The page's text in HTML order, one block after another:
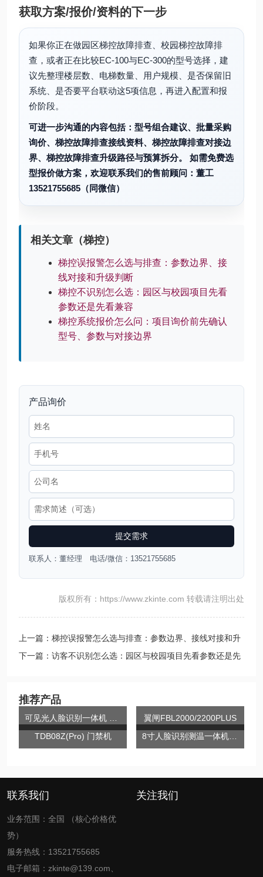
获取方案/报价/资料的下一步
如果你正在做园区梯控故障排查、校园梯控故障排
查，或者正在比较EC-100与EC-300的型号选择，建
议先整理楼层数、电梯数量、用户规模、是否保留旧
系统、是否要平台联动这5项信息，再进入配置和报
价阶段。
可进一步沟通的内容包括：型号组合建议、批量采购
询价、梯控故障排查接线资料、梯控故障排查对接边
界、梯控故障排查升级路径与预算拆分。 如需免费选
型报价做方案，欢迎联系我们的售前顾问：董工
13521755685（同微信）
相关文章（梯控）
梯控误报警怎么选与排查：参数边界、接
线对接和升级判断
梯控不识别怎么选：园区与校园项目先看
参数还是先看兼容
梯控系统报价怎么问：项目询价前先确认
型号、参数与对接边界
产品询价
提交需求
联系人：董经理 电话/微信：13521755685
版权所有：https://www.zkinte.com 转载请注明出处
上一篇：梯控误报警怎么选与排查：参数边界、接线对接和升
级判断
下一篇：访客不识别怎么选：园区与校园项目先看参数还是先
推荐产品
翼闸FBL2000/2200PLUS
TDB08Z(Pro) 门禁机
联系我们
业务范围：全国 （核心价格优
势）
服务热线：13521755685
电子邮箱：zkinte@139.com、
关注我们